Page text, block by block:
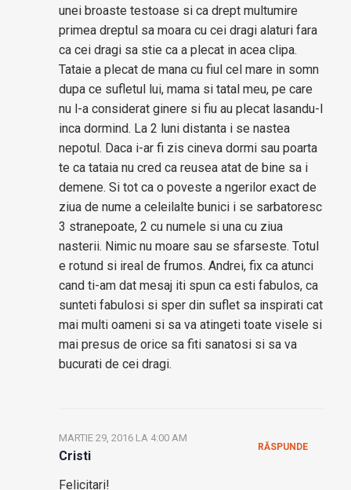
unei broaste testoase si ca drept multumire
primea dreptul sa moara cu cei dragi alaturi fara
ca cei dragi sa stie ca a plecat in acea clipa.
Tataie a plecat de mana cu fiul cel mare in somn
dupa ce sufletul lui, mama si tatal meu, pe care
nu l-a considerat ginere si fiu au plecat lasandu-l
inca dormind. La 2 luni distanta i se nastea
nepotul. Daca i-ar fi zis cineva dormi sau poarta
te ca tataia nu cred ca reusea atat de bine sa i
demene. Si tot ca o poveste a ngerilor exact de
ziua de nume a celeilalte bunici i se sarbatoresc
3 stranepoate, 2 cu numele si una cu ziua
nasterii. Nimic nu moare sau se sfarseste. Totul
e rotund si ireal de frumos. Andrei, fix ca atunci
cand ti-am dat mesaj iti spun ca esti fabulos, ca
sunteti fabulosi si sper din suflet sa inspirati cat
mai multi oameni si sa va atingeti toate visele si
mai presus de orice sa fiti sanatosi si sa va
bucurati de cei dragi.
Cristi
MARTIE 29, 2016 LA 4:00 AM
Felicitari!
RĂSPUNDE